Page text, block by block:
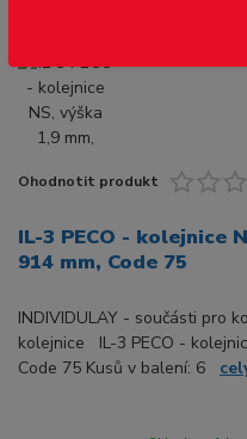
Ohodnotit produkt
IL-3 PECO - kolejnice
914 mm, Code 75
INDIVIDULAY - součásti pro
kolejnice IL-3 PECO -
Code 75 Kusů v balení: 6